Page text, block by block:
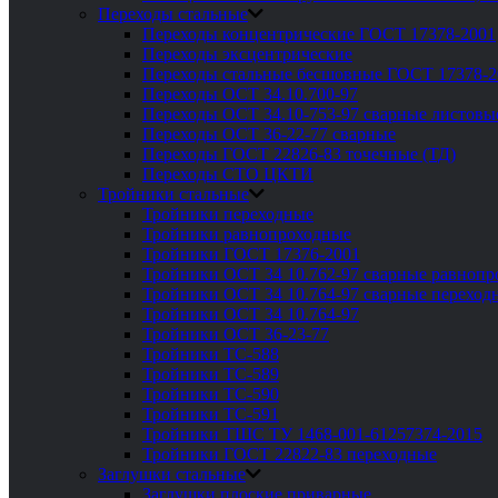
Переходы стальные
Переходы концентрические ГОСТ 17378-2001
Переходы эксцентрические
Переходы стальные бесшовные ГОСТ 17378-
Переходы ОСТ 34.10.700-97
Переходы ОСТ 34.10-753-97 сварные
Переходы ОСТ 36-22-77 сварные
Переходы ГОСТ 22826-83 точечные (ТД)
Переходы СТО ЦКТИ
Тройники стальные
Тройники переходные
Тройники равнопроходные
Тройники ГОСТ 17376-2001
Тройники ОСТ 34 10.762-97 сварные
Тройники ОСТ 34 10.764-97 сварные
Тройники ОСТ 34 10.764-97
Тройники ОСТ 36-23-77
Тройники ТС-588
Тройники ТС-589
Тройники ТС-590
Тройники ТС-591
Тройники ТШС ТУ 1468-001-61257374-2015
Тройники ГОСТ 22822-83 переходные
Заглушки стальные
Заглушки плоские приварные